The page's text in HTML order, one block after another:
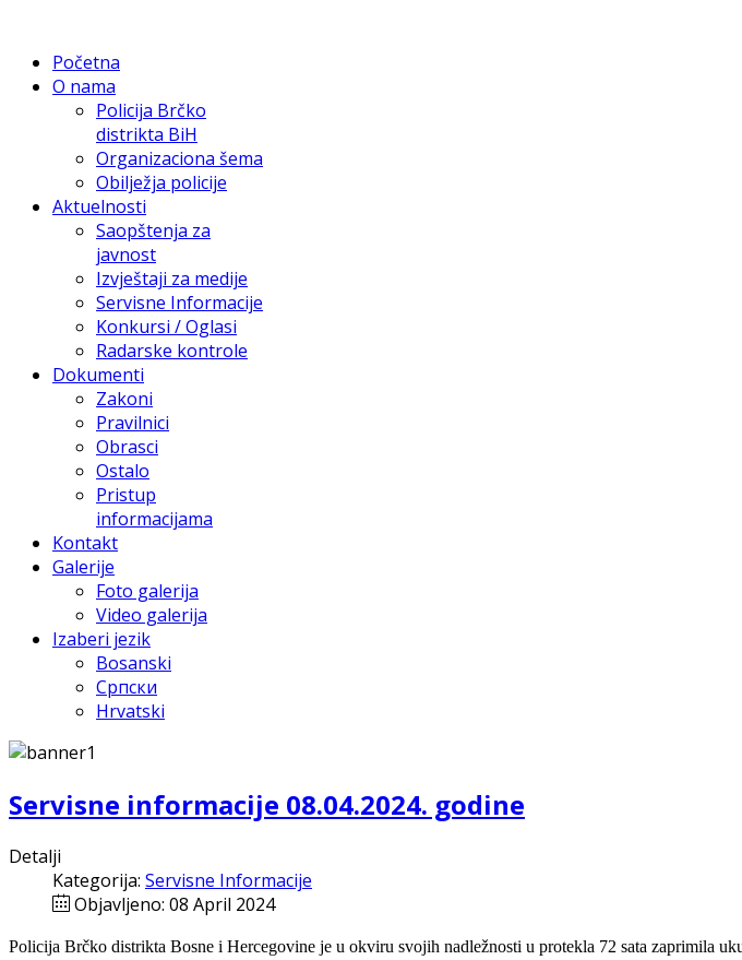
Početna
O nama
Policija Brčko
distrikta BiH
Organizaciona šema
Obilježja policije
Aktuelnosti
Saopštenja za
javnost
Izvještaji za medije
Servisne Informacije
Konkursi / Oglasi
Radarske kontrole
Dokumenti
Zakoni
Pravilnici
Obrasci
Ostalo
Pristup
informacijama
Kontakt
Galerije
Foto galerija
Video galerija
Izaberi jezik
Bosanski
Српски
Hrvatski
Servisne informacije 08.04.2024. godine
Detalji
Kategorija: Servisne Informacije
Objavljeno: 08 April 2024
Policija Brčko distrikta Bosne i Hercegovine je u okviru svojih nadležnosti u protekla 72 sata zaprimila